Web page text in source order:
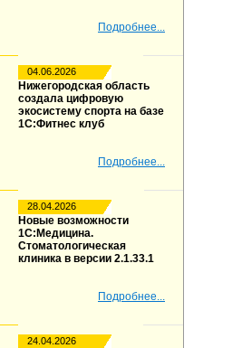
Подробнее...
04.06.2026
Нижегородская область
создала цифровую
экосистему спорта на базе
1С:Фитнес клуб
Подробнее...
28.04.2026
Новые возможности
1С:Медицина.
Стоматологическая
клиника в версии 2.1.33.1
Подробнее...
24.04.2026